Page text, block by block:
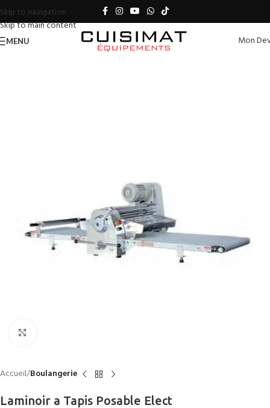
Skip to navigation
Skip to main content
MENU Mon
Accueil Boulangerie
Laminoir a Tapis Posable Elect